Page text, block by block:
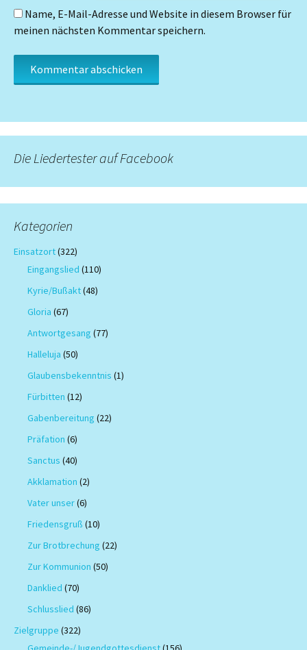
Name, E-Mail-Adresse und Website in diesem Browser für
meinen nächsten Kommentar speichern.
Die Liedertester auf Facebook
Kategorien
Einsatzort(322)
Eingangslied (110)
Kyrie/Bußakt(48)
Gloria (67)
Antwortgesang (77)
Halleluja (50)
Glaubensbekenntnis (1)
Fürbitten (12)
Gabenbereitung (22)
Präfation (6)
Sanctus (40)
Akklamation (2)
Vater unser(6)
Friedensgruß (10)
Zur Brotbrechung (22)
Zur Kommunion (50)
Danklied (70)
Schlusslied (86)
Zielgruppe (322)